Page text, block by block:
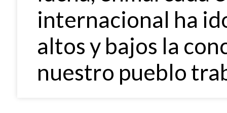
internacional ha
altos y bajos la
nuestro pueblo